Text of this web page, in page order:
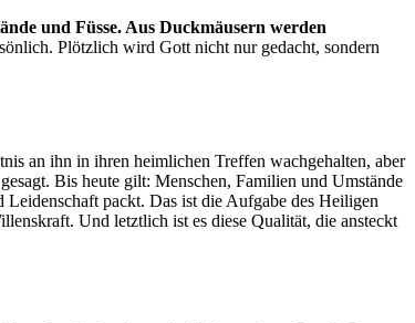
und Füsse. Aus Duckmäusern werden
Plötzlich wird Gott nicht nur gedacht, sondern
an ihn in ihren heimlichen Treffen wachgehalten, aber
Bis heute gilt: Menschen, Familien und Umstände
packt. Das ist die Aufgabe des Heiligen
Und letztlich ist es diese Qualität, die ansteckt